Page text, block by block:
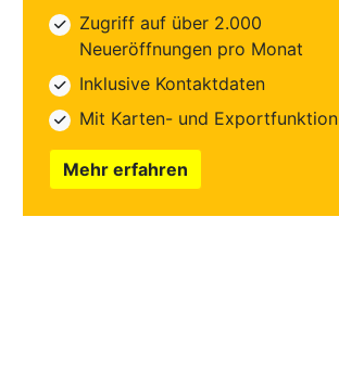
Zugriff auf über 2.000
Neueröffnungen pro Monat
Inklusive Kontaktdaten
Mit Karten- und Exportfunktion
Mehr erfahren